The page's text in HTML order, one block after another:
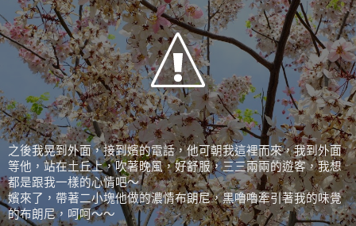
之後我晃到外面，接到嬪的電話，他可朝我這裡而來，我到外面
等他，站在土丘上，吹著晚風，好舒服，三三兩兩的遊客，我想
都是跟我一樣的心情吧～
嬪來了，帶著二小塊他做的濃情布朗尼，黑嚕嚕牽引著我的味覺
的布朗尼，呵呵～～